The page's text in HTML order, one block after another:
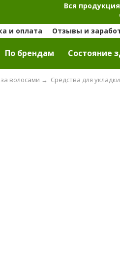
Вся
и оплата Отзывы и
По брендам Cостояние
волосами → Средства для